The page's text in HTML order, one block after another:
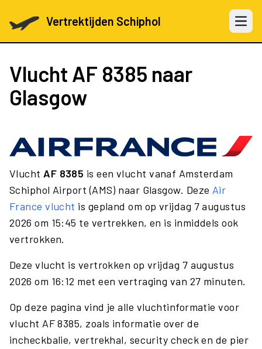
Vertrektijden Schiphol Open
Vlucht AF 8385 naar
Glasgow
Vlucht AF 8385 is een vlucht vanaf Amsterdam
Schiphol Airport (AMS) naar Glasgow. Deze Air
France vlucht is gepland om op vrijdag 7 augustus
2026 om 15:45 te vertrekken, en is inmiddels ook
vertrokken.
Deze vlucht is vertrokken op vrijdag 7 augustus
2026 om 16:12 met een vertraging van 27 minuten.
Op deze pagina vind je alle vluchtinformatie voor
vlucht AF 8385, zoals informatie over de
incheckbalie, vertrekhal, security check en de pier